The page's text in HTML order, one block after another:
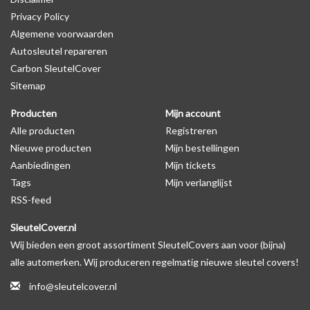
op de productfoto te kijken of er een logo zichtbaar is.
Levering
Voor 16:00 besteld = Dezelfde dag verzonden
Verzending naar België: 1/3 werkdagen
Specificaties
Merk: SleutelCover
Geschikt voor: Land Rover
Gewicht: 20g
Materiaal: Siliconen
Geschikt voor o.a. de volgende modellen:
* Afhankelijk van het bouwjaar
voorbeeld in de productfoto's
Privacy Policy
Algemene voorwaarden
Autosleutel repareren
Carbon SleutelCover
Sitemap
Producten
Alle producten
Nieuwe producten
Aanbiedingen
Tags
RSS-feed
Mijn account
Registreren
Mijn bestellingen
Mijn tickets
Mijn verlanglijst
SleutelCover.nl
Wij bieden een groot assortiment SleutelCovers aan voor (bijna)
alle automerken. Wij produceren regelmatig nieuwe sleutel covers!
info@sleutelcover.nl